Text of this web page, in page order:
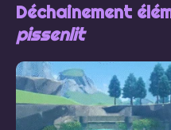
Déchainement
pissenlit